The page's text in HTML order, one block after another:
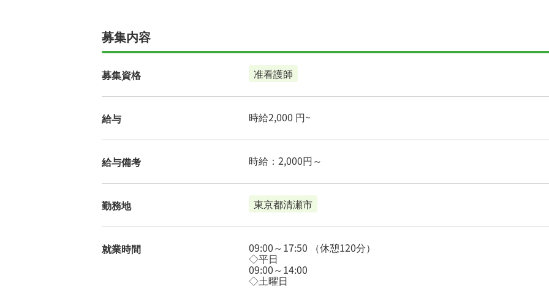
募集内容
募集資格 准看護師
給与 時給2,000 円~
給与備考 時給：2,000円～
勤務地 東京都清瀬市
就業時間 09:00～17:50 （休憩120分）
◇平日
09:00～14:00
◇土曜日